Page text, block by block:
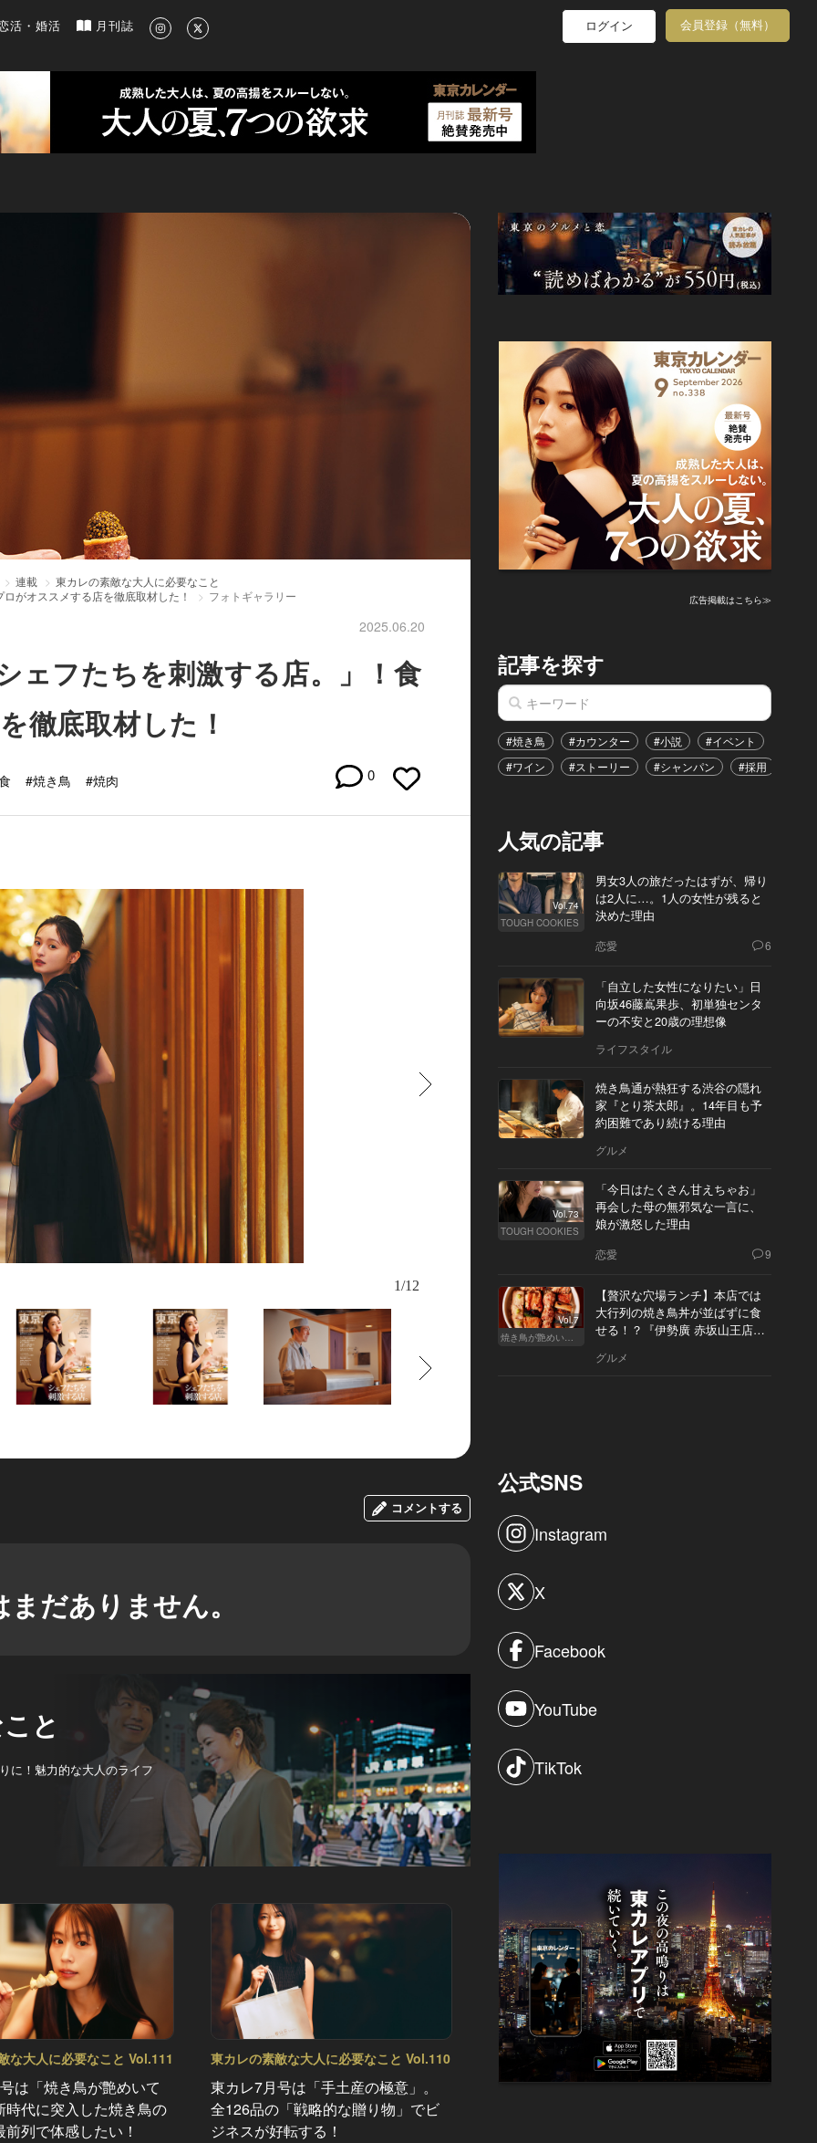
ルメ、洗練されたライフスタイル情報
活・婚活 月刊誌 ログイン 会員登録（無料）
連載
東カレの素敵な大人に必要なこと
がオススメする店を徹底取材した！
フォトギャラリー
2025.06.20
ェフたちを刺激する店。」！食
徹底取材した！
#焼き鳥 #焼肉 0
1/12
コメントする
だありません。
と
に！魅力的な大人のライフ
な大人に必要なこと Vol.111
は「焼き鳥が艶めいて
時代に突入した焼き鳥の
列で体感したい！
東カレの素敵な大人に必要なこと Vol.110
東カレ7月号は「手土産の極意」。
全126品の「戦略的な贈り物」でビ
ジネスが好転する！
東カレの素敵な大人に必要なこと Vol.109
東カレ6月号は「会食の神髄」。ビ
東カレ
広告掲載はこちら≫
記事を探す
#焼き鳥 #カウンター #小説 #イベント
#ワイン
#ストーリー #シャンパン #採用
人気の記事
Vol.74
TOUGH COOKIES
男女3人の旅だったはずが、帰り
は2人に…。1人の女性が残ると
決めた理由
恋愛 6
「自立した女性になりたい」日
向坂46藤嶌果歩、初単独センタ
ーの不安と20歳の理想像
ライフスタイル
焼き鳥通が熱狂する渋谷の隠れ
家『とり茶太郎』。14年目も予
約困難であり続ける理由
グルメ
Vol.73
TOUGH COOKIES
「今日はたくさん甘えちゃお」
再会した母の無邪気な一言に、
娘が激怒した理由
恋愛 9
Vol.7
焼き鳥が艶めいてきた
【贅沢な穴場ランチ】本店では
大行列の焼き鳥丼が並ばずに食
せる！？『伊勢廣 赤坂山王店』
グルメ
公式SNS
Instagram
X
Facebook
YouTube
TikTok